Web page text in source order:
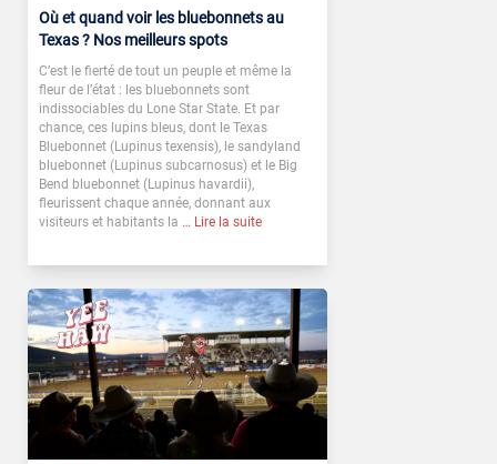
Où et quand voir les bluebonnets au
Texas ? Nos meilleurs spots
C’est le fierté de tout un peuple et même la
fleur de l’état : les bluebonnets sont
indissociables du Lone Star State. Et par
chance, ces lupins bleus, dont le Texas
Bluebonnet (Lupinus texensis), le sandyland
bluebonnet (Lupinus subcarnosus) et le Big
Bend bluebonnet (Lupinus havardii),
fleurissent chaque année, donnant aux
visiteurs et habitants la … Lire la suite